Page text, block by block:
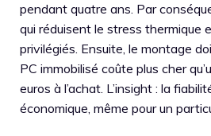
pendant quatre ans. Par
qui réduisent le stress thermique
privilégiés. Ensuite, le montage
PC immobilisé coûte plus cher
euros à l’achat. L’insight : la
économique, même pour un